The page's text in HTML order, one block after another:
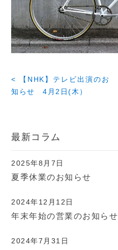
< 【NHK】テレビ出演のお
知らせ 4月2日(木）
最新コラム
2025年8月7日
夏季休業のお知らせ
2024年12月12日
年末年始の営業のお知らせ
2024年7月31日